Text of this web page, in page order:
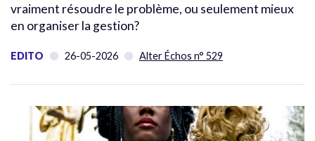
vraiment résoudre le problème, ou seulement mieux
en organiser la gestion?
EDITO 26-05-2026 Alter Échos n° 529